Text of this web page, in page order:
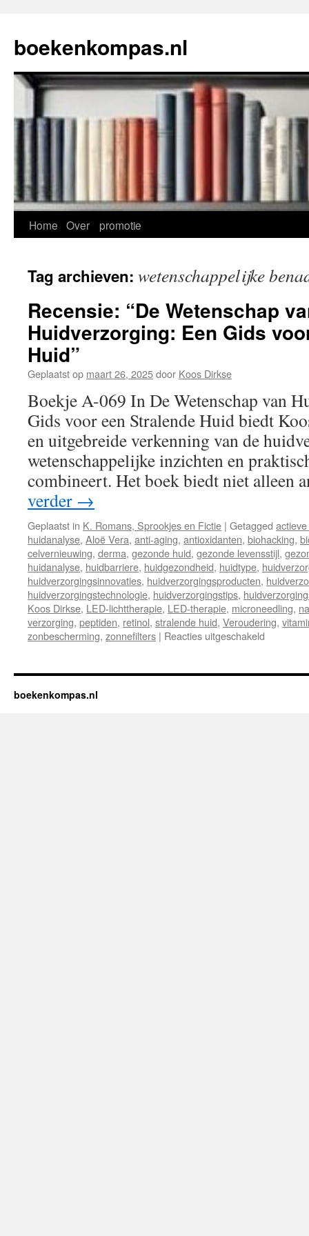
de
inhoud
boekenkompas.nl
Home Over promotie
Tag archieven: wetenschappelijke
Recensie: “De Wetenschap
Huidverzorging: Een Gids
Huid”
Geplaatst op maart 26, 2025door Koos Dirkse
Boekje A-069 In De Wetenschap van
Gids voor een Stralende Huid biedt
en uitgebreide verkenning van de
wetenschappelijke inzichten en
combineert. Het boek biedt niet
verder →
Geplaatst in K. Romans, Sprookjes en Fictie | Getagged
huidanalyse, Aloë Vera, anti-aging, antioxidanten, biohacking,
celvernieuwing, derma, gezonde huid, gezonde levensstijl,
huidanalyse, huidbarriere, huidgezondheid, huidtype,
huidverzorgingsinnovaties, huidverzorgingsproducten,
huidverzorgingstechnologie, huidverzorgingstips,
Koos Dirkse, LED-lichttherapie, LED-therapie, microneedling,
verzorging, peptiden, retinol, stralende huid, Veroudering,
zonbescherming, zonnefilters | Reacties uitgeschakeld
boekenkompas.nl